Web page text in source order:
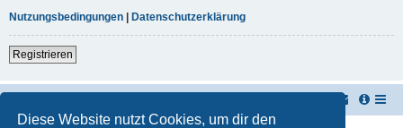
Diese Website nutzt Cookies, um dir den
Nutzungsbedingungen
Datenschutzerklärung
Registrieren